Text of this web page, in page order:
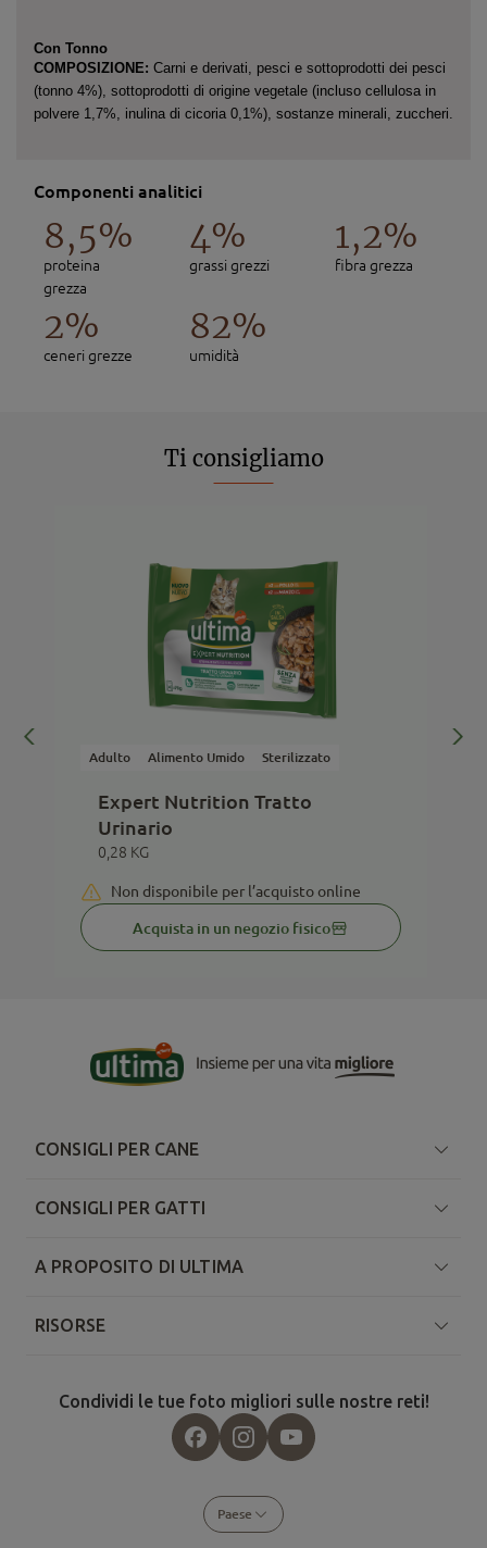
Con Tonno
COMPOSIZIONE: Carni e derivati, pesci e sottoprodotti dei pesci
(tonno 4%), sottoprodotti di origine vegetale (incluso cellulosa in
polvere 1,7%, inulina di cicoria 0,1%), sostanze minerali, zuccheri.
Componenti analitici
8,5%
proteina
grezza
4%
grassi grezzi
1,2%
fibra grezza
2%
ceneri grezze
82%
umidità
Ti consigliamo
Adulto Alimento Umido Sterilizzato
Expert Nutrition Tratto
Urinario
0,28 KG
Non disponibile per l’acquisto online
Acquista in un negozio fisico
CONSIGLI PER CANE
CONSIGLI PER GATTI
A PROPOSITO DI ULTIMA
RISORSE
Condividi le tue foto migliori sulle nostre reti!
Paese